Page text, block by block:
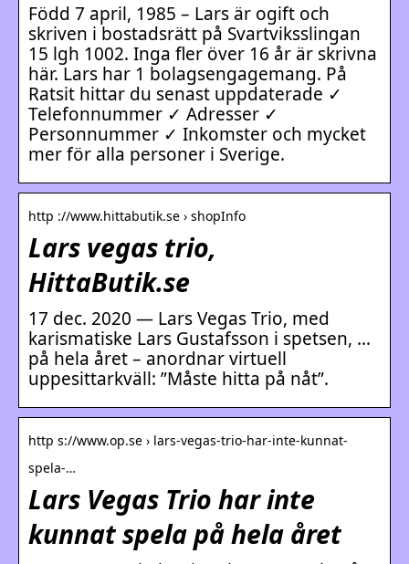
Född 7 april, 1985 – Lars är ogift och
skriven i bostadsrätt på Svartviksslingan
15 lgh 1002. Inga fler över 16 år är skrivna
här. Lars har 1 bolagsengagemang. På
Ratsit hittar du senast uppdaterade ✓
Telefonnummer ✓ Adresser ✓
Personnummer ✓ Inkomster och mycket
mer för alla personer i Sverige.
http ://www.hittabutik.se › shopInfo
Lars vegas trio,
HittaButik.se
17 dec. 2020 — Lars Vegas Trio, med
karismatiske Lars Gustafsson i spetsen, …
på hela året – anordnar virtuell
uppesittarkväll: ”Måste hitta på nåt”.
http s://www.op.se › lars-vegas-trio-har-inte-kunnat-
spela-…
Lars Vegas Trio har inte
kunnat spela på hela året